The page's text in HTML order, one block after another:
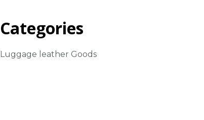
Categories
Luggage leather Goods